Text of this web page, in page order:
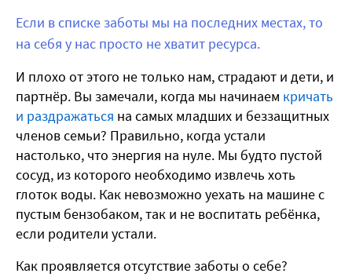
Если в списке заботы мы на последних местах, то
на себя у нас просто не хватит ресурса.
И плохо от этого не только нам, страдают и дети, и
партнёр. Вы замечали, когда мы начинаем кричать
и раздражаться на самых младших и беззащитных
членов семьи? Правильно, когда устали
настолько, что энергия на нуле. Мы будто пустой
сосуд, из которого необходимо извлечь хоть
глоток воды. Как невозможно уехать на машине с
пустым бензобаком, так и не воспитать ребёнка,
если родители устали.
Как проявляется отсутствие заботы о себе?